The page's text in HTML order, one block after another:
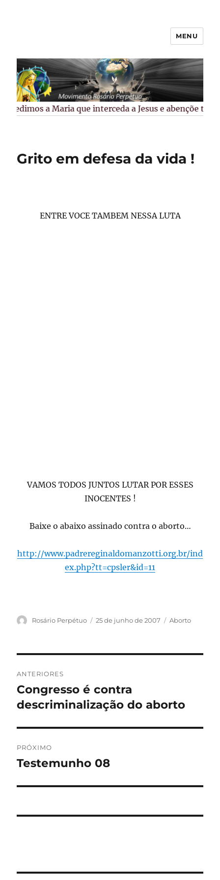
Guarapuava/PR
MENU
Pedimos a Maria que interceda a Jesus e abençõe
Grito em defesa da vida !
ENTRE VOCE TAMBEM NESSA LUTA
VAMOS TODOS JUNTOS LUTAR POR ESSES
INOCENTES !
Baixe o abaixo assinado contra o aborto…
http://www.padrereginaldomanzotti.org.br/ind
ex.php?tt=cpsler&id=11
Autor
Rosário Perpétuo
Publicado
25 de junho de 2007 Categorias
Aborto
de
Post
ANTERIORES
Post
anterior:
Congresso é contra
descriminalização do aborto
PRÓXIMO
Próximo
Testemunho 08